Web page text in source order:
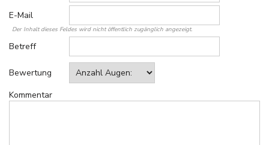
E-Mail
Der Inhalt dieses Feldes wird nicht öffentlich zugänglich angezeigt.
Betreff
Bewertung
Kommentar